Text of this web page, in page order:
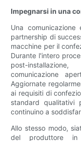
Impegnarsi in una
Una
partnership di
macchine per il
Durante l'intero
post-
comunicazione
Aggiornate
ai requisiti di
standard qualitativi
continuino a
Allo stesso modo,
del produttore